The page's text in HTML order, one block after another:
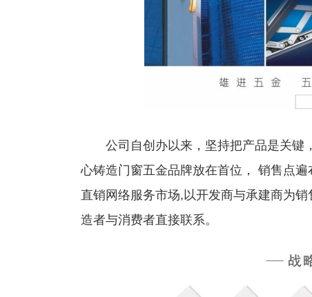
公司自创办以来，坚持把产品是关键
心铸造门窗五金品牌放在首位， 销售点
直销网络服务市场,以开发商与承建商为
造者与消费者直接联系。